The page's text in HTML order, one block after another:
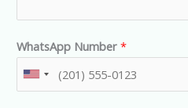
WhatsApp Number *
U